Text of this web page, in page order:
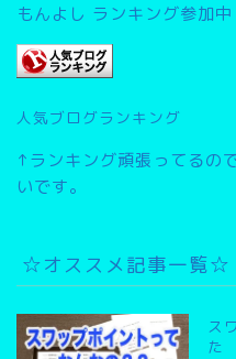
もんよし ランキング参加中
人気ブログランキング
↑ランキング頑張ってるの
いです。
☆オススメ記事一覧☆
ス
た